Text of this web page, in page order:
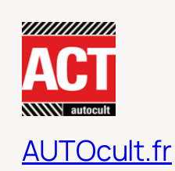
contenu
AUTOcult.fr